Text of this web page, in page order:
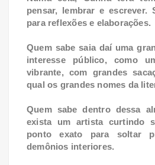
pensar, lembrar e escrever.
para reflexões e elaborações.
Quem sabe saia daí uma
interesse público, como
vibrante, com grandes
qual os grandes nomes da
Quem sabe dentro dessa
exista um artista curtindo
ponto exato para soltar
demônios interiores.